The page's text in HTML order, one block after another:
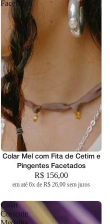
Facetados
Colar Mel com Fita de Cetim e
Pingentes Facetados
R$ 156,00
em até 6x de R$ 26,00 sem juros
Colar
Corrente